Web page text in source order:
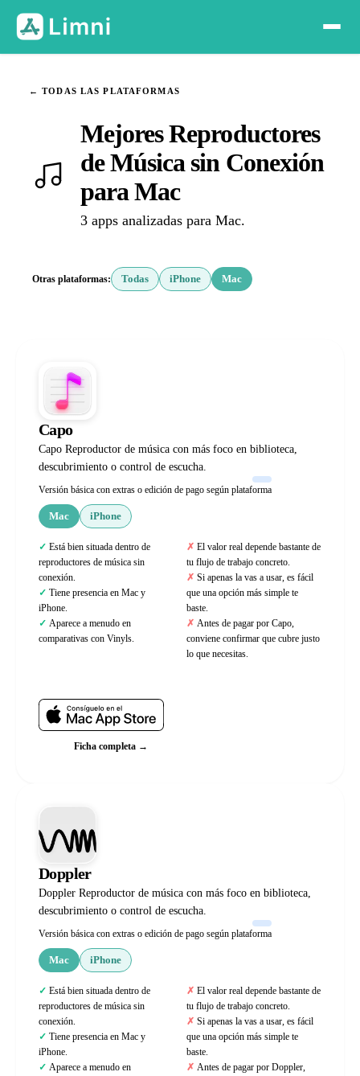
← TODAS LAS PLATAFORMAS
Mejores Reproductores
de Música sin Conexión
para Mac
3 apps analizadas para Mac.
Otras plataformas: Todas iPhone Mac
Capo
Capo Reproductor de música con más foco en biblioteca,
descubrimiento o control de escucha.
Versión básica con extras o edición de pago según plataforma
Mac iPhone
Está bien situada dentro de
reproductores de música sin
conexión.
Tiene presencia en Mac y
iPhone.
Aparece a menudo en
comparativas con Vinyls.
El valor real depende bastante de
tu flujo de trabajo concreto.
Si apenas la vas a usar, es fácil
que una opción más simple te
baste.
Antes de pagar por Capo,
conviene confirmar que cubre justo
lo que necesitas.
Ficha completa →
Doppler
Doppler Reproductor de música con más foco en biblioteca,
descubrimiento o control de escucha.
Versión básica con extras o edición de pago según plataforma
Mac iPhone
Está bien situada dentro de
reproductores de música sin
conexión.
Tiene presencia en Mac y
iPhone.
Aparece a menudo en
El valor real depende bastante de
tu flujo de trabajo concreto.
Si apenas la vas a usar, es fácil
que una opción más simple te
baste.
Antes de pagar por Doppler,